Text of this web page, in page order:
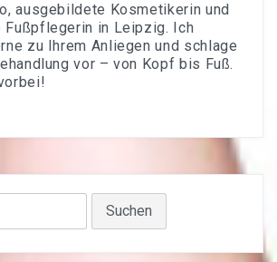
ausgebildete Kosmetikerin und
in Leipzig. Ich
zu Ihrem Anliegen und schlage
vor – von Kopf bis Fuß.